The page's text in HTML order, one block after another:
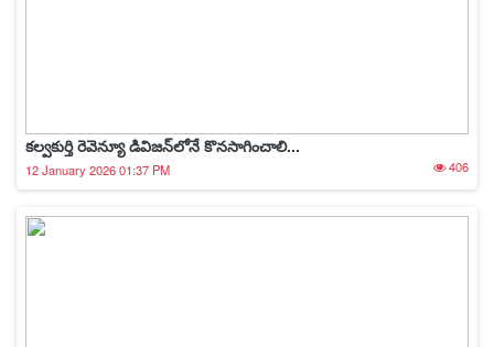
కల్వకుర్తి రెవెన్యూ డివిజన్‌లోనే కొనసాగించాలి...
12 January 2026 01:37 PM 406